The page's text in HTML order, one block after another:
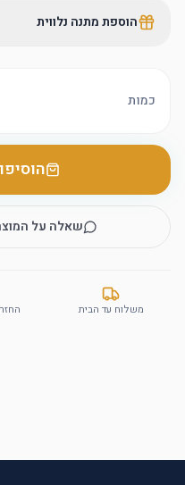
הוספת מתנה נלווית
כמות
שאלה על
משלוח עד הבית החזרה